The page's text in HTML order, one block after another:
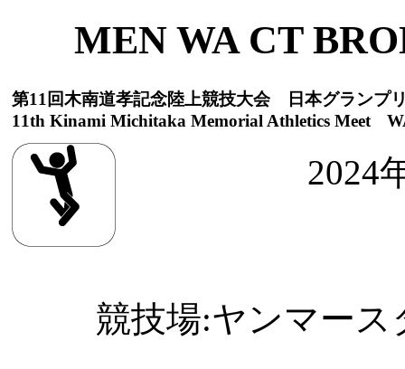
MEN WA CT
第11回木南道孝記念陸上競技大会 日本グランプ
11th Kinami Michitaka Memorial Athletics Meet
2024
競技場:ヤンマー